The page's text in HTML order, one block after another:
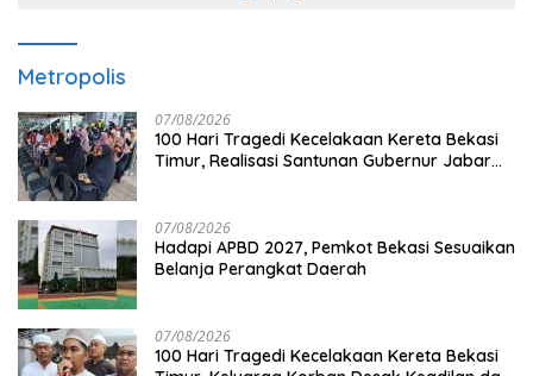
Metropolis
07/08/2026
100 Hari Tragedi Kecelakaan Kereta Bekasi
Timur, Realisasi Santunan Gubernur Jabar
07/08/2026
Hadapi APBD 2027, Pemkot Bekasi Sesuaikan
Belanja Perangkat Daerah
07/08/2026
100 Hari Tragedi Kecelakaan Kereta Bekasi